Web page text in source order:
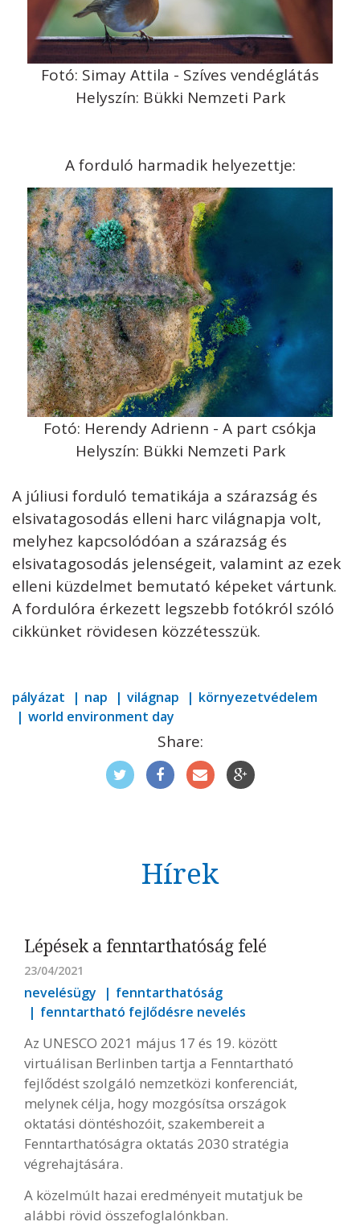
Fotó: Simay Attila - Szíves vendéglátás
Helyszín: Bükki Nemzeti Park
A forduló harmadik helyezettje:
Fotó: Herendy Adrienn - A part csókja
Helyszín: Bükki Nemzeti Park
A júliusi forduló tematikája a szárazság és
elsivatagosodás elleni harc világnapja volt,
melyhez kapcsolódóan a szárazság és
elsivatagosodás jelenségeit, valamint az ezek
elleni küzdelmet bemutató képeket vártunk.
A fordulóra érkezett legszebb fotókról szóló
cikkünket rövidesen közzétesszük.
pályázat nap világnap
környezetvédelem
world environment day
Share:
Hírek
Lépések a fenntarthatóság felé
23/04/2021
nevelésügy
fenntarthatóság
fenntartható fejlődésre nevelés
Az UNESCO 2021 május 17 és 19. között
virtuálisan Berlinben tartja a Fenntartható
fejlődést szolgáló nemzetközi konferenciát,
melynek célja, hogy mozgósítsa országok
oktatási döntéshozóit, szakembereit a
Fenntarthatóságra oktatás 2030 stratégia
végrehajtására.
A közelmúlt hazai eredményeit mutatjuk be
alábbi rövid összefoglalónkban.